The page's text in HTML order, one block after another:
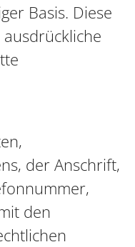
Basis. Diese
der Anschrift,
den